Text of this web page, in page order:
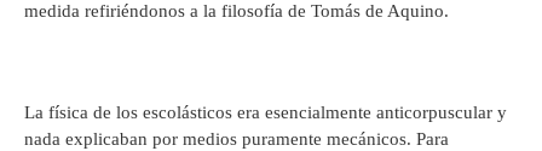
medida refiriéndonos a la filosofía de Tomás de Aquino.
La física de los escolásticos era esencialmente anticorpuscular y
nada explicaban por medios puramente mecánicos. Para